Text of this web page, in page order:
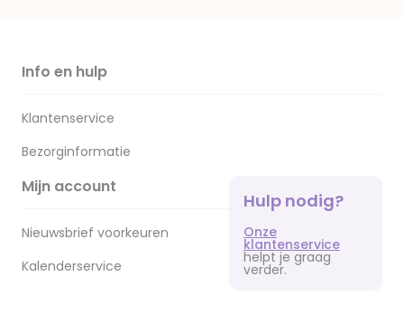
Info en hulp
Klantenservice
Bezorginformatie
Mijn account
Nieuwsbrief voorkeuren
Kalenderservice
Hulp nodig?
Onze
klantenservice
helpt je graag
verder.